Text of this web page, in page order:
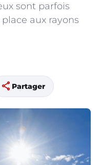
sont parfois
aux rayons
share Partager